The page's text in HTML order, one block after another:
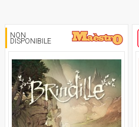
NON
DISPONIBILE